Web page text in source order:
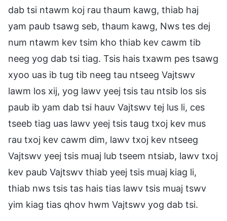
dab tsi ntawm koj rau thaum kawg, thiab haj
yam paub tsawg seb, thaum kawg, Nws tes dej
num ntawm kev tsim kho thiab kev cawm tib
neeg yog dab tsi tiag. Tsis hais txawm pes tsawg
xyoo uas ib tug tib neeg tau ntseeg Vajtswv
lawm los xij, yog lawv yeej tsis tau ntsib los sis
paub ib yam dab tsi hauv Vajtswv tej lus li, ces
tseeb tiag uas lawv yeej tsis taug txoj kev mus
rau txoj kev cawm dim, lawv txoj kev ntseeg
Vajtswv yeej tsis muaj lub tseem ntsiab, lawv txoj
kev paub Vajtswv thiab yeej tsis muaj kiag li,
thiab nws tsis tas hais tias lawv tsis muaj tswv
yim kiag tias qhov hwm Vajtswv yog dab tsi.